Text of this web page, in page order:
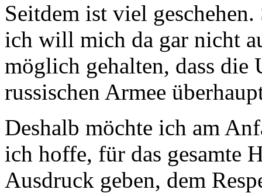
Seitdem ist viel
ich will mich da gar nicht
möglich gehalten, dass die
russischen Armee
Deshalb möchte ich am
ich hoffe, für das gesamte
Ausdruck geben, dem